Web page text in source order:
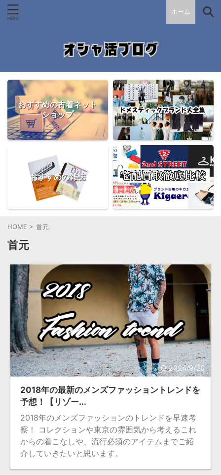
ホーム
おすすめの古着ネット
ショップ
おすすめの雑誌
HOME > 首元
首元
2024/9/26
2018年の最新のメンズファッショントレンドを
予想！【リゾー...
2018年のメンズファッションのトレンドを早速考
察！ コレクションや東京の雰囲気から考えるこれ
からの着こなしや、流行必須のアイテムまでご紹
介していきたいと思います。